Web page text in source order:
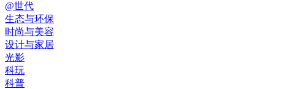
@世代
生态与环保
时尚与美容
设计与家居
光影
科玩
科普